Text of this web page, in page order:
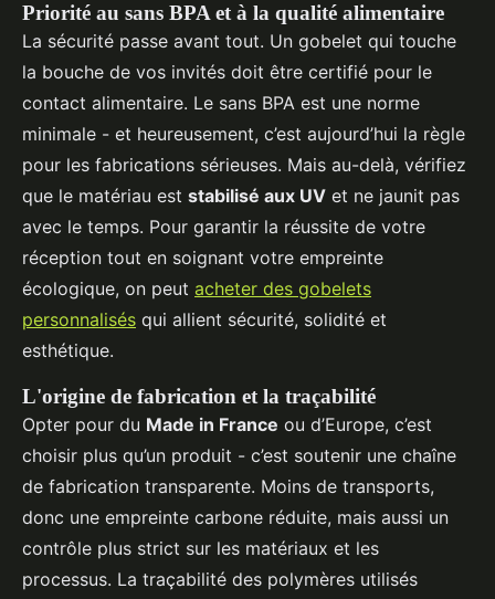
Priorité au sans BPA et à la qualité alimentaire
La sécurité passe avant tout. Un gobelet qui touche
la bouche de vos invités doit être certifié pour le
contact alimentaire. Le sans BPA est une norme
minimale - et heureusement, c’est aujourd’hui la règle
pour les fabrications sérieuses. Mais au-delà, vérifiez
que le matériau est stabilisé aux UV et ne jaunit pas
avec le temps. Pour garantir la réussite de votre
réception tout en soignant votre empreinte
écologique, on peut acheter des gobelets
personnalisés qui allient sécurité, solidité et
esthétique.
L'origine de fabrication et la traçabilité
Opter pour du Made in France ou d’Europe, c’est
choisir plus qu’un produit - c’est soutenir une chaîne
de fabrication transparente. Moins de transports,
donc une empreinte carbone réduite, mais aussi un
contrôle plus strict sur les matériaux et les
processus. La traçabilité des polymères utilisés